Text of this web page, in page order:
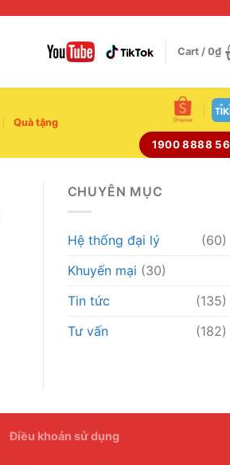
Cart / 0₫
Quà tặng
1900 8888 56
CHUYÊN MỤC
Hệ thống đại lý
(60)
Khuyến mại (30)
Tin tức
(135)
Tư vấn
(182)
Điều khoản sử dụng